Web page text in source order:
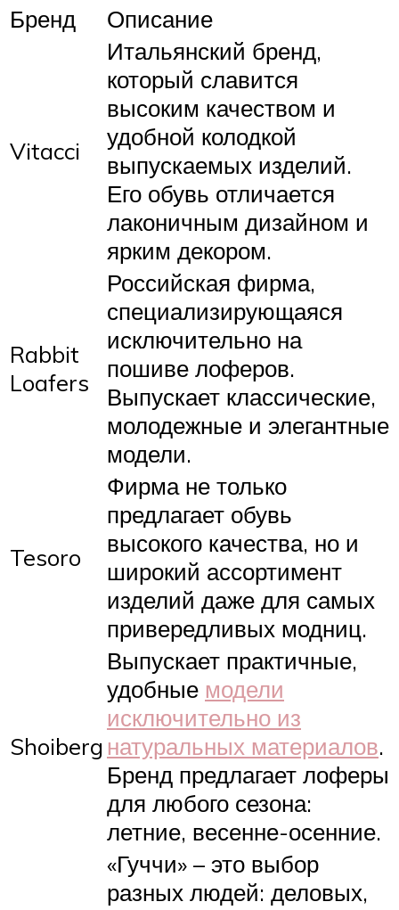
Бренд
Описание
Vitacci
Итальянский бренд,
который славится
высоким качеством и
удобной колодкой
выпускаемых изделий.
Его обувь отличается
лаконичным дизайном и
ярким декором.
Rabbit
Loafers
Российская фирма,
специализирующаяся
исключительно на
пошиве лоферов.
Выпускает классические,
молодежные и элегантные
модели.
Tesoro
Фирма не только
предлагает обувь
высокого качества, но и
широкий ассортимент
изделий даже для самых
привередливых модниц.
Shoiberg
Выпускает практичные,
удобные модели
исключительно из
натуральных материалов.
Бренд предлагает лоферы
для любого сезона:
летние, весенне-осенние.
«Гуччи» – это выбор
разных людей: деловых,